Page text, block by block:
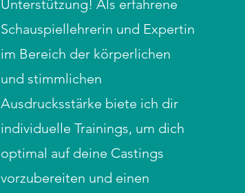
Unterstützung! Als erfahrene
Schauspiellehrerin und Expertin
im Bereich der körperlichen
und stimmlichen
Ausdrucksstärke biete ich dir
individuelle Trainings, um dich
optimal auf deine Castings
vorzubereiten und einen